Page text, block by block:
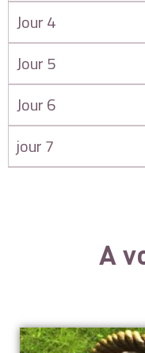
Jour 4
Jour 5
Jour 6
jour 7
A